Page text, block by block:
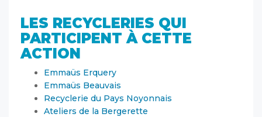
LES RECYCLERIES QUI
PARTICIPENT À CETTE
ACTION
Emmaüs Erquery
Emmaüs Beauvais
Recyclerie du Pays Noyonnais
Ateliers de la Bergerette